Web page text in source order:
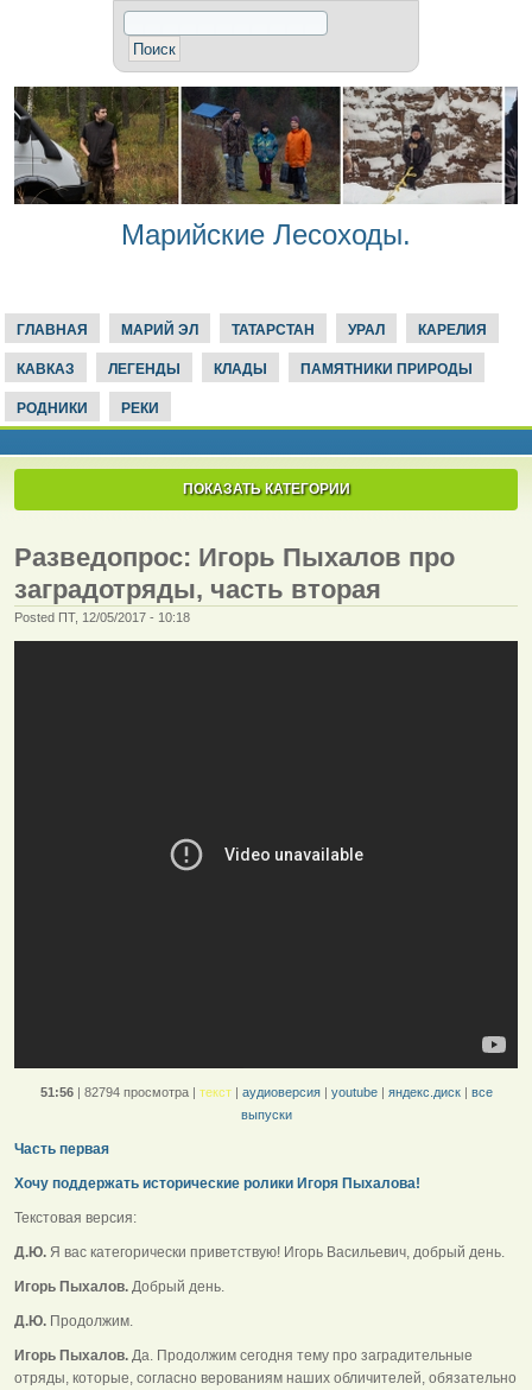
Марийские Лесоходы.
ГЛАВНАЯ МАРИЙ ЭЛ ТАТАРСТАН УРАЛ КАРЕЛИЯ
КАВКАЗ ЛЕГЕНДЫ КЛАДЫ ПАМЯТНИКИ ПРИРОДЫ
РОДНИКИ РЕКИ
ПОКАЗАТЬ КАТЕГОРИИ
Разведопрос: Игорь Пыхалов про
заградотряды, часть вторая
Posted ПТ, 12/05/2017 - 10:18
51:56 | 82794 просмотра | текст | аудиоверсия | youtube | яндекс.диск | все
выпуски
Часть первая
Хочу поддержать исторические ролики Игоря Пыхалова!
Текстовая версия:
Д.Ю. Я вас категорически приветствую! Игорь Васильевич, добрый день.
Игорь Пыхалов. Добрый день.
Д.Ю. Продолжим.
Игорь Пыхалов. Да. Продолжим сегодня тему про заградительные
отряды, которые, согласно верованиям наших обличителей, обязательно